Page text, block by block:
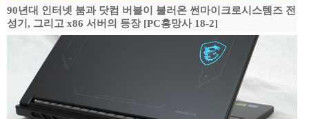
90년대 인터넷 붐과 닷컴 버블이 불러온 썬마이크로시스템즈 전
성기, 그리고 x86 서버의 등장 [PC흥망사 18-2]